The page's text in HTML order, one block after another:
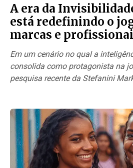
A era da
está redefinindo o
marcas e
comunicação
Em um cenário no qual a
consolida como protagonista na
pesquisa recente da Stefanini